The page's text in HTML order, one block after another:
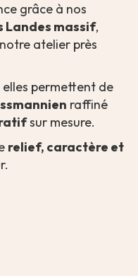
grâce à nos
Landes massif,
atelier près
elles permettent de
raffiné
sur mesure.
relief, caractère et